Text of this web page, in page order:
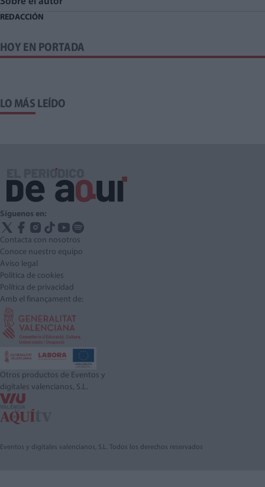
REDACCIÓN
HOY EN PORTADA
LO MÁS LEÍDO
Síguenos en:
Contacta con nosotros
Conoce nuestro equipo
Aviso legal
Política de cookies
Política de privacidad
Amb el finançament de:
Otros productos de Eventos y
digitales valencianos, S.L.
Eventos y digitales valencianos, S.L. Todos los derechos reservados